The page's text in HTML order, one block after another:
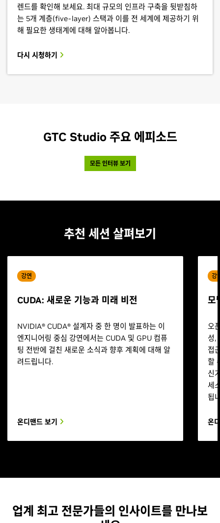
렌드를 확인해 보세요. 최대 규모의 인프라 구축을 뒷받침하
는 5개 계층(five-layer) 스택과 이를 전 세계에 제공하기 위
해 필요한 생태계에 대해 알아봅니다.
다시 시청하기
GTC Studio 주요 에피소드
모든 인터뷰 보기
추천 세션 살펴보기
강연
CUDA: 새로운 기능과 미래 비전
NVIDIA® CUDA® 설계자 중 한 명이 발표하는 이
엔지니어링 중심 강연에서는 CUDA 및 GPU 컴퓨
팅 전반에 걸친 새로운 소식과 향후 계획에 대해 알
려드립니다.
온디맨드 보기
강
모
오
성,
접
할
신
세
됩
온
업계 최고 전문가들의 인사이트를 만나보